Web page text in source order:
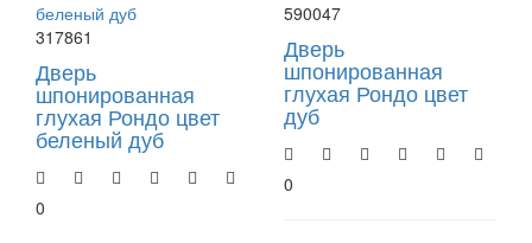
317861
Дверь
шпонированная
глухая Рондо цвет
беленый дуб
0
590047
Дверь
шпонированная
глухая Рондо цвет
дуб
0